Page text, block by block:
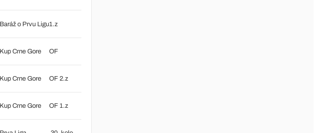
Baráž o Prvu Ligu1.z
Kup Crne Gore OF
Kup Crne Gore OF 2.z
Kup Crne Gore OF 1.z